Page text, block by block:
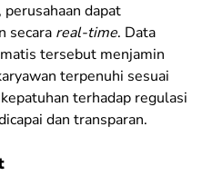
dapat
secara real-time. Data
tersebut menjamin
terpenuhi sesuai
terhadap regulasi
dan transparan.